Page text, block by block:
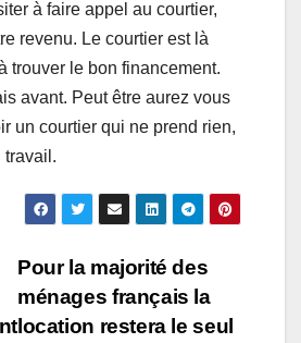
à faire appel au courtier,
revenu. Le courtier est là
trouver le bon financement.
avant. Peut être aurez vous
un courtier qui ne prend rien,
travail.
Pour la majorité des
ménages français la
location restera le seul